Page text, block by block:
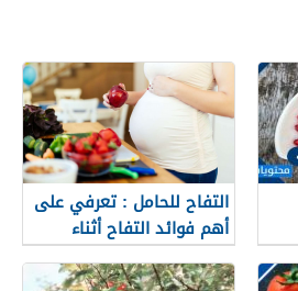
التفاح للحامل : تعرفي على
أهم فوائد التفاح أثناء
الحمل